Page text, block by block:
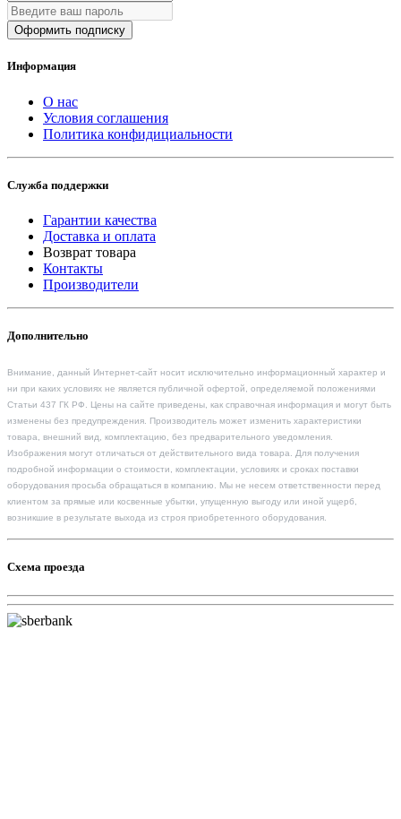
Оформить подписку
Информация
О нас
Условия соглашения
Политика конфидициальности
Служба поддержки
Гарантии качества
Доставка и оплата
Возврат товара
Контакты
Производители
Дополнительно
Внимание, данный Интернет-сайт носит исключительно информационный характер и
ни при каких условиях не является публичной офертой, определяемой положениями
Статьи 437 ГК РФ. Цены на сайте приведены, как справочная информация и могут быть
изменены без предупреждения. Производитель может изменить характеристики
товара, внешний вид, комплектацию, без предварительного уведомления.
Изображения могут отличаться от действительного вида товара. Для получения
подробной информации о стоимости, комплектации, условиях и сроках поставки
оборудования просьба обращаться в компанию. Мы не несем ответственности перед
клиентом за прямые или косвенные убытки, упущенную выгоду или иной ущерб,
возникшие в результате выхода из строя приобретенного оборудования.
Схема проезда